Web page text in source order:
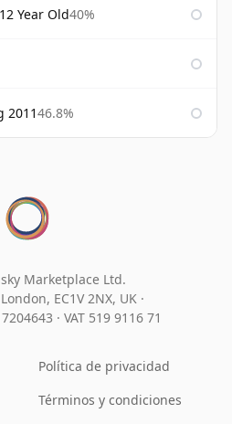
Year Old40%
201146.8%
Marketplace Ltd.
EC1V 2NX, UK ·
· VAT 519 9116 71
Política de privacidad
Términos y condiciones